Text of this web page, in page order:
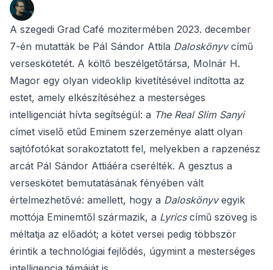
A szegedi Grad Café mozitermében 2023. december
7-én mutatták be Pál Sándor Attila Daloskönyvcímű
verseskötetét. A költő beszélgetőtársa, Molnár H.
Magor egy olyan videoklip kivetítésével indította az
estet, amely elkészítéséhez a mesterséges
intelligenciát hívta segítségül: a The Real Slim Sanyi
címet viselő etűd Eminem szerzeménye alatt olyan
sajtófotókat sorakoztatott fel, melyekben a rapzenész
arcát Pál Sándor Attiáéra cserélték. A gesztus a
verseskötet bemutatásának fényében vált
értelmezhetővé: amellett, hogy a Daloskönyvegyik
mottója Eminemtől származik, a Lyricscímű szöveg is
méltatja az előadót; a kötet versei pedig többször
érintik a technológiai fejlődés, úgymint a mesterséges